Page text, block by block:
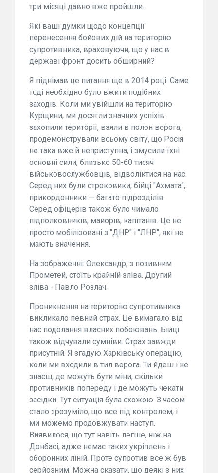
три місяці давно вже пройшли...
Які ваші думки щодо концепції
перенесення бойових дій на територію
супротивника, враховуючи, що у нас в
державі фронт досить обширний?
Я піднімав це питання ще в 2014 році. Саме
тоді необхідно було вжити подібних
заходів. Коли ми увійшли на територію
Курщини, ми досягли значних успіхів:
захопили території, взяли в полон ворога,
продемонстрували всьому світу, що Росія
не така вже й неприступна, і змусили їхні
основні сили, близько 50-60 тисяч
військовослужбовців, відволіктися на нас.
Серед них були строковики, бійці "Ахмата",
прикордонники — багато підрозділів.
Серед офіцерів також було чимало
підполковників, майорів, капітанів. Це не
просто мобілізовані з "ДНР" і "ЛНР", які не
мають значення.
На зображенні: Олександр, з позивним
Прометей, стоїть крайній зліва. Другий
зліва - Павло Розлач.
Проникнення на територію супротивника
викликало певний страх. Це вимагало від
нас подолання власних побоювань. Бійці
також відчували сумніви. Страх завжди
присутній. Я згадую Харківську операцію,
коли ми входили в тил ворога. Ти йдеш і не
знаєш, де можуть бути міни, скільки
противників попереду і де можуть чекати
засідки. Тут ситуація була схожою. З часом
стало зрозуміло, що все під контролем, і
ми можемо продовжувати наступ.
Виявилося, що тут навіть легше, ніж на
Донбасі, адже немає таких укріплень і
оборонних ліній. Проте супротив все ж був
серйозним. Можна сказати, що деякі з них